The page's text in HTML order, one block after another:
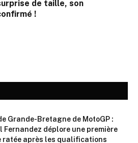
de taille, son
!
Grande-Bretagne de MotoGP :
Fernandez déplore une première
ratée après les qualifications